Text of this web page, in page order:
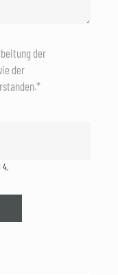
der
der
4.